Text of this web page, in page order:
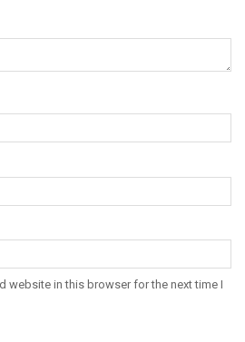
website in this browser for the next time I